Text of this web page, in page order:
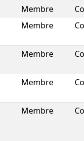
Membre
Membre
Membre
Membre
Membre